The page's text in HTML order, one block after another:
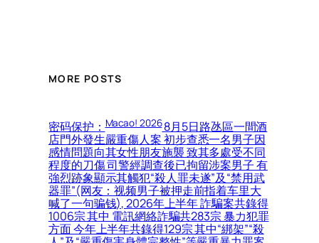
MORE POSTS
密码保护：Macao! 20268月5日路氹區一間酒
店門外發生嚴重傷人案 初步查悉一名男子因
感情問題向其女性朋友施襲 致其多處受不同
程度的刀傷 司警經調查後已拘留涉案男子 有
強烈跡象顯示其觸犯“殺人罪未遂”及“禁用武
器罪”(网友：视频男子被押走前指着车里大
喊了一句骗钱), 2026年上半年 詐騙案共錄得
1006宗 其中 電訊網絡詐騙共283宗 暴力犯罪
方面 今年上半年共錄得129宗 其中“綁架”“殺